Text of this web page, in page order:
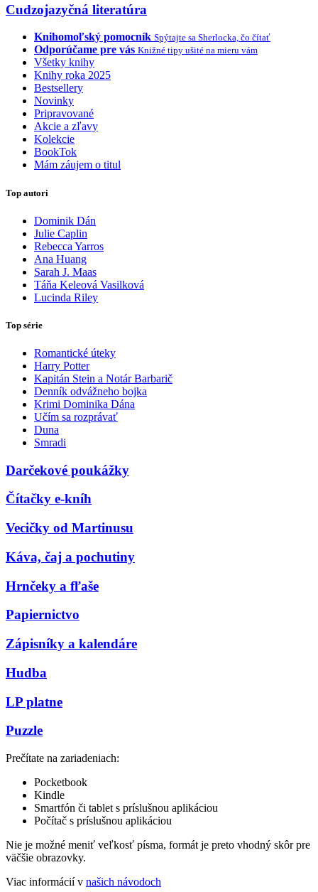
Cudzojazyčná literatúra
Knihomoľský pomocník Spýtajte sa Sherlocka, čo čítať
Odporúčame pre vás Knižné tipy ušité na mieru vám
Všetky knihy
Knihy roka 2025
Bestsellery
Novinky
Pripravované
Akcie a zľavy
Kolekcie
BookTok
Mám záujem o titul
Top autori
Dominik Dán
Julie Caplin
Rebecca Yarros
Ana Huang
Sarah J. Maas
Táňa Keleová Vasilková
Lucinda Riley
Top série
Romantické úteky
Harry Potter
Kapitán Stein a Notár Barbarič
Denník odvážneho bojka
Krimi Dominika Dána
Učím sa rozprávať
Duna
Smradi
Darčekové poukážky
Čítačky e-kníh
Vecičky od Martinusu
Káva, čaj a pochutiny
Hrnčeky a fľaše
Papiernictvo
Zápisníky a kalendáre
Hudba
LP platne
Puzzle
Prečítate na zariadeniach:
Pocketbook
Kindle
Smartfón či tablet s príslušnou aplikáciou
Počítač s príslušnou aplikáciou
Nie je možné meniť veľkosť písma, formát je preto vhodný skôr pre
väčšie obrazovky.
Viac informácií v našich návodoch